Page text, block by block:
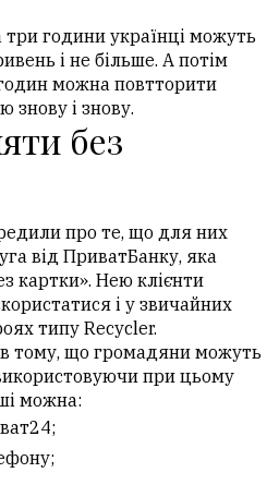
години українці можуть
і не більше. А потім
можна повтторити
знову і знову.
без
про те, що для них
від ПриватБанку, яка
картки». Нею клієнти
і у звичайних
типу Recycler.
тому, що громадяни можуть
при цьому
можна: